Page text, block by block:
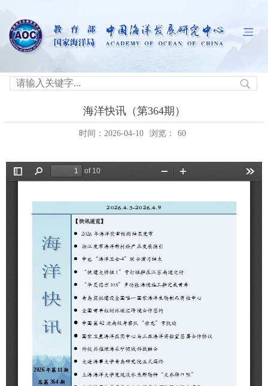
海洋快讯（第364期）
时间：2026-04-10 浏览： 60